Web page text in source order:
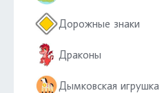
Дорожные знаки
Драконы
Дымковская игрушка